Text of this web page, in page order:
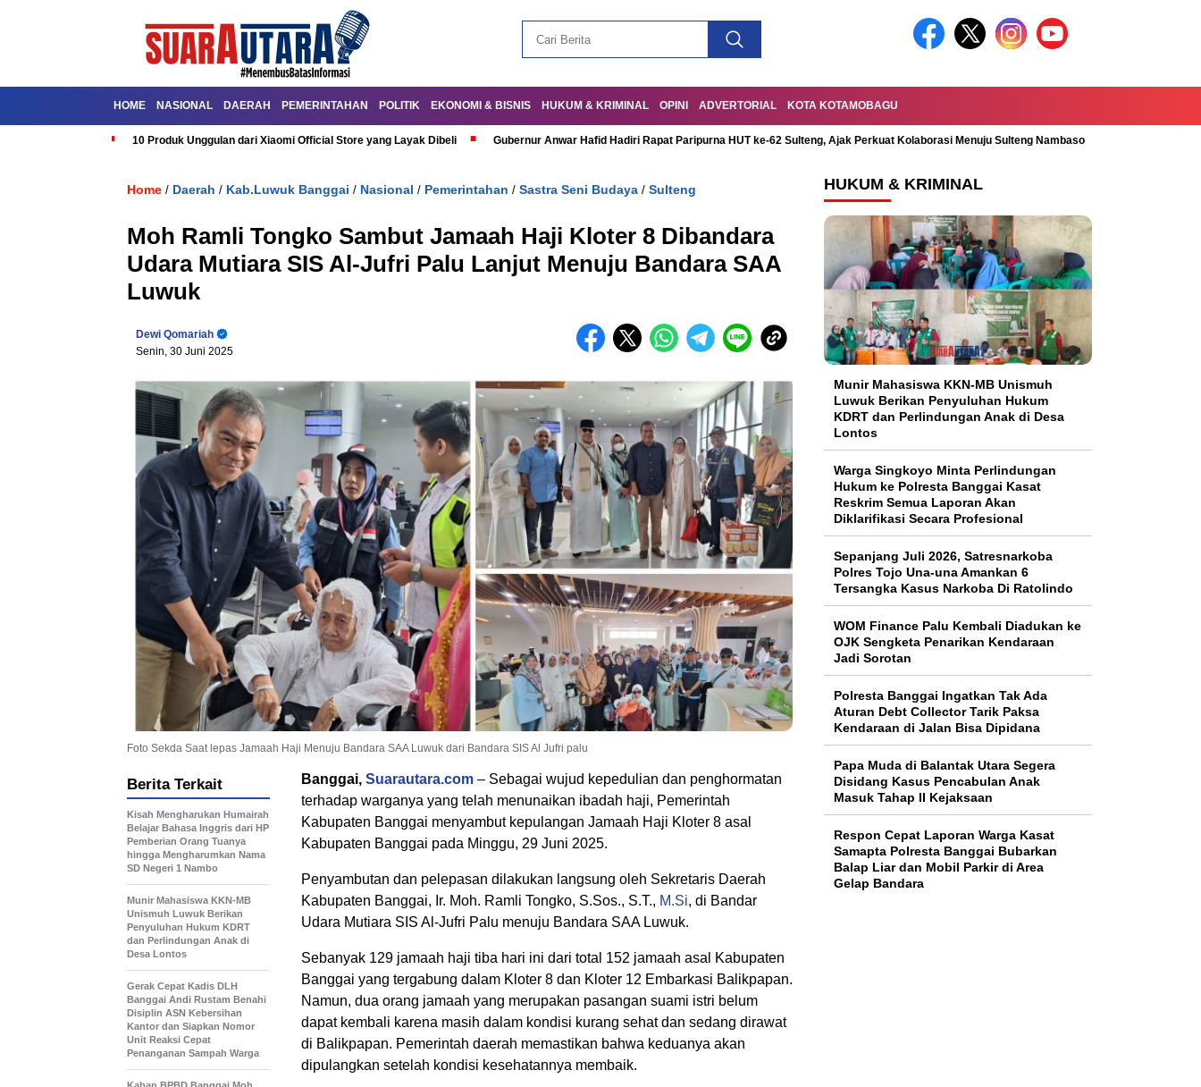
HOME NASIONAL DAERAH PEMERINTAHAN POLITIK EKONOMI & BISNIS HUKUM & KRIMINAL OPINI ADVERTORIAL KOTA KOTAMOBAGU
10 Produk Unggulan dari Xiaomi Official Store yang Layak Dibeli Gubernur Anwar Hafid Hadiri Rapat Paripurna HUT ke-62 Sulteng, Ajak Perkuat Kolaborasi Menuju Sulteng Nambaso
Home / Daerah / Kab.Luwuk Banggai / Nasional / Pemerintahan / Sastra Seni Budaya / Sulteng
Moh Ramli Tongko Sambut Jamaah Haji Kloter 8 Dibandara
Udara Mutiara SIS Al-Jufri Palu Lanjut Menuju Bandara SAA
Luwuk
Dewi Qomariah
Senin, 30 Juni 2025
Foto Sekda Saat lepas Jamaah Haji Menuju Bandara SAA Luwuk dari Bandara SIS Al Jufri palu
Banggai, Suarautara.com – Sebagai wujud kepedulian dan penghormatan
terhadap warganya yang telah menunaikan ibadah haji, Pemerintah
Kabupaten Banggai menyambut kepulangan Jamaah Haji Kloter 8 asal
Kabupaten Banggai pada Minggu, 29 Juni 2025.
Penyambutan dan pelepasan dilakukan langsung oleh Sekretaris Daerah
Kabupaten Banggai, Ir. Moh. Ramli Tongko, S.Sos., S.T., M.Si, di Bandar
Udara Mutiara SIS Al-Jufri Palu menuju Bandara SAA Luwuk.
Sebanyak 129 jamaah haji tiba hari ini dari total 152 jamaah asal Kabupaten
Banggai yang tergabung dalam Kloter 8 dan Kloter 12 Embarkasi Balikpapan.
Namun, dua orang jamaah yang merupakan pasangan suami istri belum
dapat kembali karena masih dalam kondisi kurang sehat dan sedang dirawat
di Balikpapan. Pemerintah daerah memastikan bahwa keduanya akan
dipulangkan setelah kondisi kesehatannya membaik.
Berita Terkait
Kisah Mengharukan Humairah
Belajar Bahasa Inggris dari HP
Pemberian Orang Tuanya
hingga Mengharumkan Nama
SD Negeri 1 Nambo
Munir Mahasiswa KKN-MB
Unismuh Luwuk Berikan
Penyuluhan Hukum KDRT
dan Perlindungan Anak di
Desa Lontos
Gerak Cepat Kadis DLH
Banggai Andi Rustam Benahi
Disiplin ASN Kebersihan
Kantor dan Siapkan Nomor
Unit Reaksi Cepat
Penanganan Sampah Warga
HUKUM & KRIMINAL
Munir Mahasiswa KKN-MB Unismuh
Luwuk Berikan Penyuluhan Hukum
KDRT dan Perlindungan Anak di Desa
Lontos
Warga Singkoyo Minta Perlindungan
Hukum ke Polresta Banggai Kasat
Reskrim Semua Laporan Akan
Diklarifikasi Secara Profesional
Sepanjang Juli 2026, Satresnarkoba
Polres Tojo Una-una Amankan 6
Tersangka Kasus Narkoba Di Ratolindo
WOM Finance Palu Kembali Diadukan ke
OJK Sengketa Penarikan Kendaraan
Jadi Sorotan
Polresta Banggai Ingatkan Tak Ada
Aturan Debt Collector Tarik Paksa
Kendaraan di Jalan Bisa Dipidana
Papa Muda di Balantak Utara Segera
Disidang Kasus Pencabulan Anak
Masuk Tahap II Kejaksaan
Respon Cepat Laporan Warga Kasat
Samapta Polresta Banggai Bubarkan
Balap Liar dan Mobil Parkir di Area
Gelap Bandara